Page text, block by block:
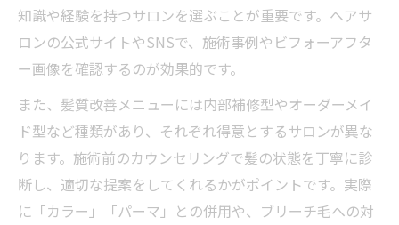
知識や経験を持つサロンを選ぶことが重要です。ヘアサ
ロンの公式サイトやSNSで、施術事例やビフォーアフタ
ー画像を確認するのが効果的です。
また、髪質改善メニューには内部補修型やオーダーメイ
ド型など種類があり、それぞれ得意とするサロンが異な
ります。施術前のカウンセリングで髪の状態を丁寧に診
断し、適切な提案をしてくれるかがポイントです。実際
に「カラー」「パーマ」との併用や、ブリーチ毛への対